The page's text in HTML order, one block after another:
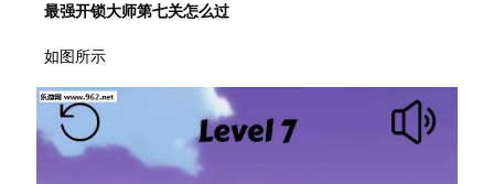
最强开锁大师第七关怎么过
如图所示